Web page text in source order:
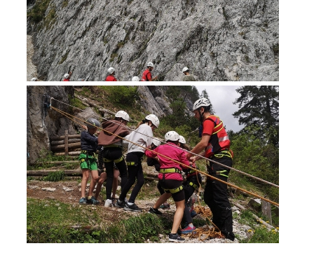
Flugrettung